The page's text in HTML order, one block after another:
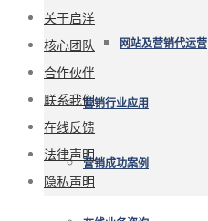
网站及营销代运营
营销行业应用
营销成功案例
关于启洋
核心团队
合作伙伴
联系我们
在线反馈
法律声明
隐私声明